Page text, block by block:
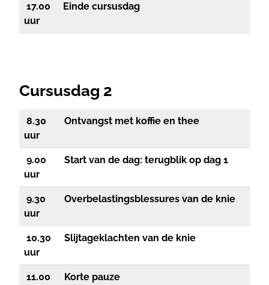
17.00
uur
Einde cursusdag
Cursusdag 2
8.30
uur
Ontvangst met koffie en thee
9.00
uur
Start van de dag: terugblik op dag 1
9.30
uur
Overbelastingsblessures van de knie
10.30
uur
Slijtageklachten van de knie
11.00
Korte pauze